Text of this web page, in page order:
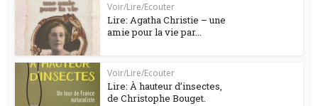
Voir/Lire/Ecouter
Lire: Agatha Christie – une
amie pour la vie par...
Voir/Lire/Ecouter
Lire: À hauteur d’insectes,
de Christophe Bouget.